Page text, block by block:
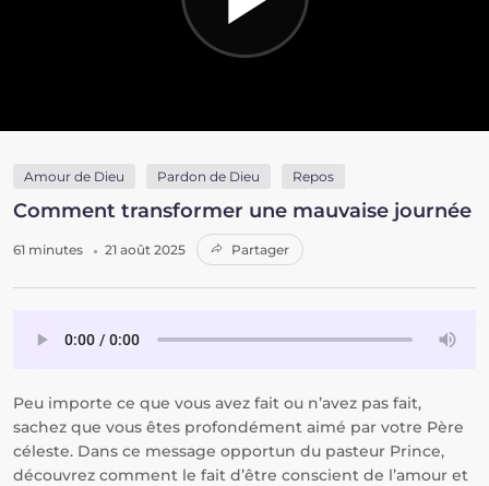
Amour de Dieu Pardon de Dieu Repos
Comment transformer une mauvaise journée
61 minutes 21 août 2025 Partager
Peu importe ce que vous avez fait ou n’avez pas fait,
sachez que vous êtes profondément aimé par votre Père
céleste. Dans ce message opportun du pasteur Prince,
découvrez comment le fait d’être conscient de l’amour et